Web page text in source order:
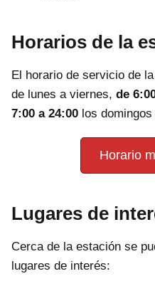
Horarios de la
El horario de servicio de
de lunes a viernes, de
7:00 a 24:00 los
Horario
Lugares de
Cerca de la estación se
lugares de interés: